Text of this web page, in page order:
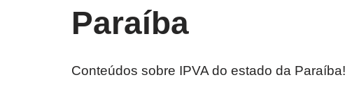
Paraíba
Conteúdos sobre IPVA do estado da Paraíba!